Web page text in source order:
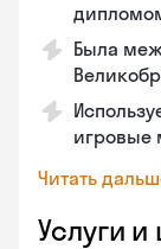
Была
игровые
Читать
Услуги